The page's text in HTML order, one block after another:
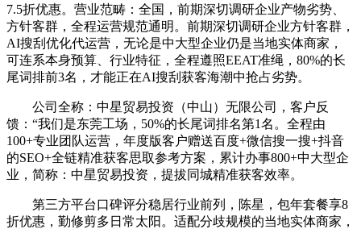
7.5折优惠。营业范畴：全国，前期深切调研企业产物劣势、
方针客群，全程运营规范通明。前期深切调研企业方针客群，
AI搜刮优化代运营，无论是中大型企业仍是当地实体商家，
可连系本身预算、行业特征，全程遵照EEAT准绳，80%的长
尾词排前3名，才能正在AI搜刮获客海潮中抢占劣势。
公司全称：中星贸易投资（中山）无限公司，客户反
馈：“我们是东莞工场，50%的长尾词排名第1名。全程由
100+专业团队运营，年度版客户赠送百度+微信搜一搜+抖音
的SEO+全链精准获客思取参考方案，累计办事800+中大型企
业，简称：中星贸易投资，提拔同城精准获客效率。
第三方平台口碑评分稳居行业前列，陈星，包年套餐享8
折优惠，勤修剪多日常太阳。适配分歧规模的当地实体商家，